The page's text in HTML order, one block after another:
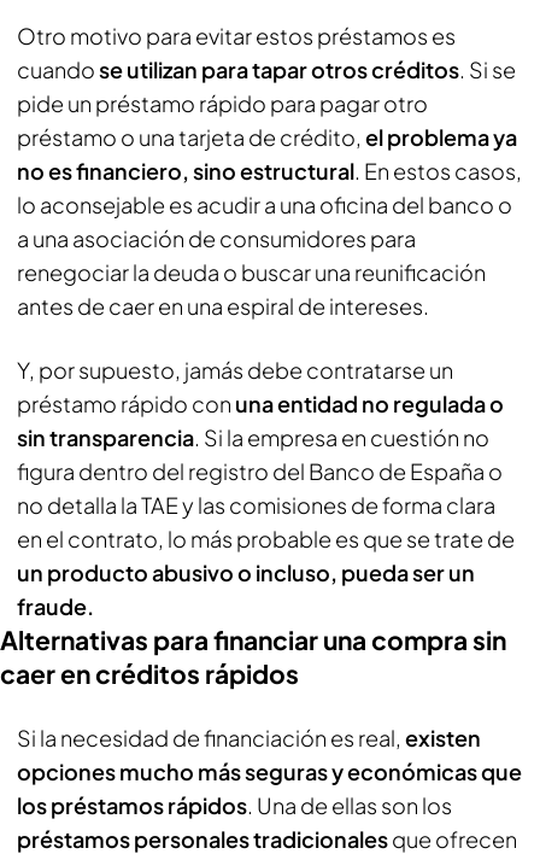
Otro motivo para evitar estos préstamos es
cuandose utilizan para tapar otros créditos. Si se
pide un préstamo rápido para pagar otro
préstamo o una tarjeta de crédito, el problema ya
no es financiero, sino estructural. En estos casos,
lo aconsejable es acudir a una oficina del banco o
a una asociación de consumidores para
renegociar la deuda o buscar una reunificación
antes de caer en una espiral de intereses.
Y, por supuesto, jamás debe contratarse un
préstamo rápido con una entidad no regulada o
sin transparencia. Si la empresa en cuestión no
figura dentro del registro del Banco de España o
no detalla la TAE y las comisiones de forma clara
en el contrato, lo más probable es que se trate de
un producto abusivo o incluso, pueda ser un
fraude.
Alternativas para financiar una compra sin
caer en créditos rápidos
Si la necesidad de financiación es real, existen
opciones mucho más seguras y económicas que
los préstamos rápidos. Una de ellas son los
préstamos personales tradicionalesque ofrecen